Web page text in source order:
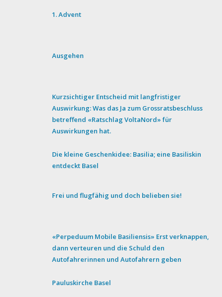
1. Advent
Ausgehen
Kurzsichtiger Entscheid mit langfristiger
Auswirkung: Was das Ja zum Grossratsbeschluss
betreffend «Ratschlag VoltaNord» für
Auswirkungen hat.
Die kleine Geschenkidee: Basilia; eine Basiliskin
entdeckt Basel
Frei und flugfähig und doch belieben sie!
«Perpeduum Mobile Basiliensis» Erst verknappen,
dann verteuren und die Schuld den
Autofahrerinnen und Autofahrern geben
Pauluskirche Basel